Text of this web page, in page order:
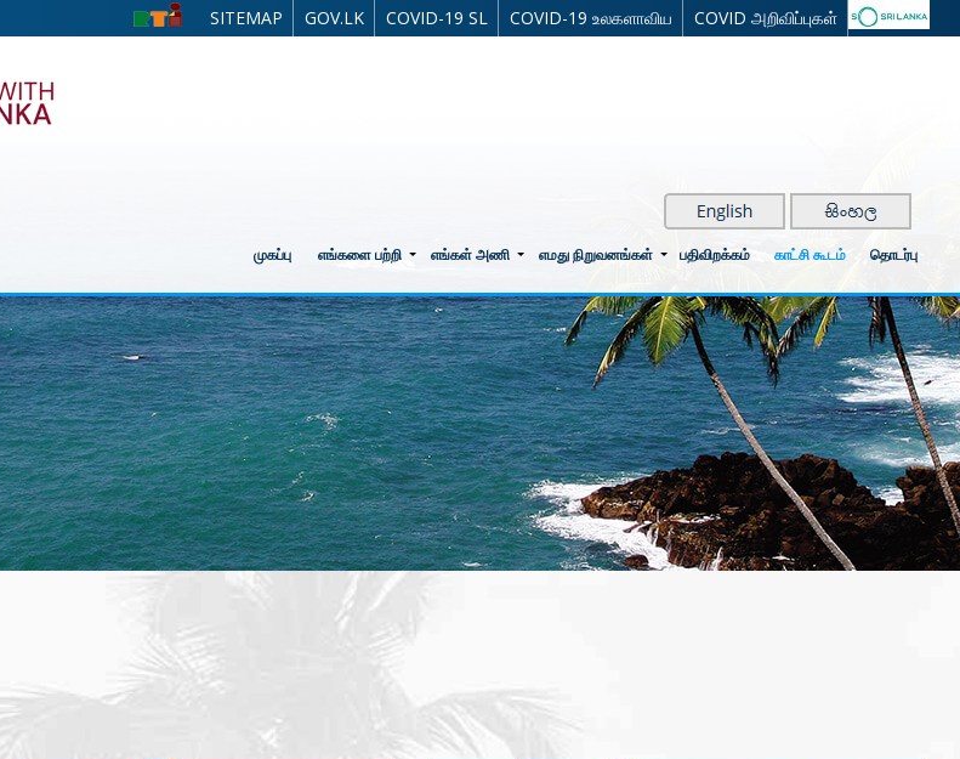
SITEMAP GOV.LK COVID-19 SL COVID-19 உலகளாவிய COVID அறிவிப்புகள்
முகப்பு எங்களை பற்றி எங்கள் அணி எமது நிறுவனங்கள் பதிவிறக்கம் காட்சி கூடம் தொடர்பு